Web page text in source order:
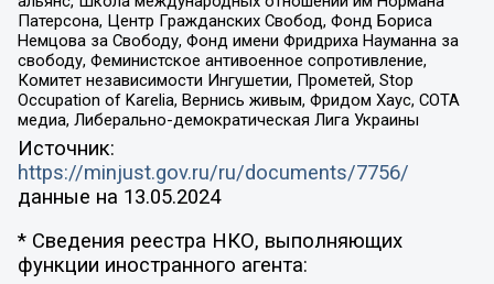
Патерсона, Центр Гражданских Свобод, Фонд Бориса
Немцова за Свободу, Фонд имени Фридриха Науманна за
свободу, Феминистское антивоенное сопротивление,
Комитет независимости Ингушетии, Прометей, Stop
Occupation of Karelia, Вернись живым, Фридом Хаус, СОТА
медиа, Либерально-демократическая Лига Украины
Источник:
https://minjust.gov.ru/ru/documents/7756/
данные на 13.05.2024
* Сведения реестра НКО, выполняющих
функции иностранного агента: